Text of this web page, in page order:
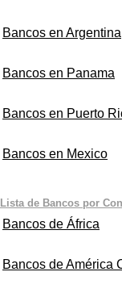
Bancos en Argentina
Bancos en Panama
Bancos en Puerto
Bancos en Mexico
Lista de Bancos por
Bancos de África
Bancos de América